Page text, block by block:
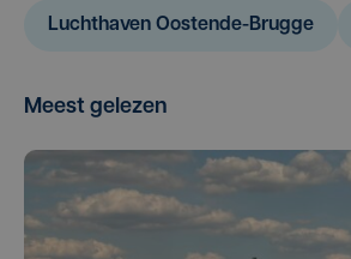
Luchthaven Oostende-Brugge
Meest gelezen